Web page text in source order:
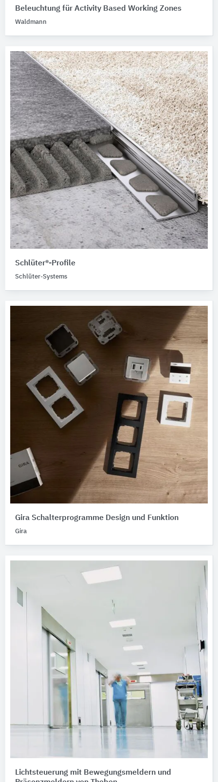
Beleuchtung für Activity Based Working Zones
Waldmann
Schlüter®-Profile
Schlüter-Systems
Gira Schalterprogramme Design und Funktion
Gira
Lichtsteuerung mit Bewegungsmeldern und